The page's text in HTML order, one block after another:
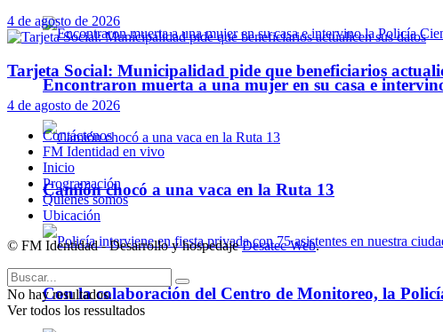
Encontraron muerta a una mujer en su casa e
Camión chocó a una vaca en la Ruta 13
Con la colaboración del Centro de Monitoreo, la
4 de agosto de 2026
Tarjeta Social: Municipalidad pide que beneficiarios
4 de agosto de 2026
Contáctenos
FM Identidad en vivo
Inicio
Programación
Quienes somos
Ubicación
© FM Identidad - Desarrollo y hospedajeDesatec Web.
No hay resultados.
Ver todos los ressultados